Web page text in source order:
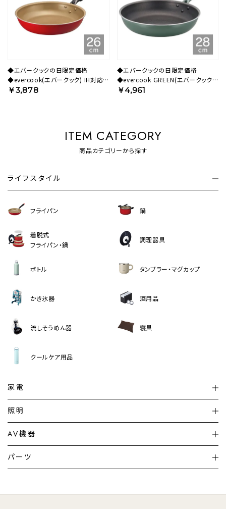
◆エバークックの日限定価格
◆evercook(エバークック) IH対応
フライパン 26cm レッド 500日保証
￥3,878
◆エバークックの日限定価格
◆evercook GREEN(エバークック
グリーン) IH対応 フライパン 28cm
￥4,961
ITEM CATEGORY
商品カテゴリーから探す
ライフスタイル
フライパン 鍋
着脱式
フライパン・鍋
調理器具
ボトル タンブラー・マグカップ
かき氷器 酒用品
流しそうめん器 寝具
クールケア用品
家電
加湿器・空気清浄機
暖房機 掃除機
照明
シーリングライト
デスクライト
AV機器
テレビ
パーツ